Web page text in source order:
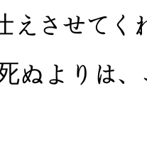
えさせてく
ぬよりは